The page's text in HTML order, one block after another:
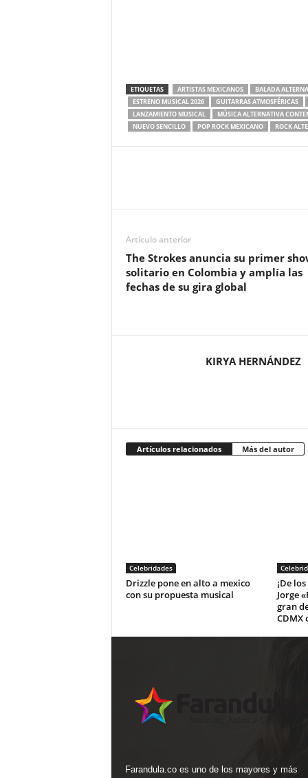
ETIQUETAS ARTISTAS MEXICANOS BALADA
ESTRENO MUSICAL 2026
GUITARRAS ATMOSFÉRICAS
LANZAMIENTO MUSICAL
MÚSICA ALTERNATIVA
NUEVO SENCILLO
POP ROCK MEXICANO ROCK
Artículo anterior
The Strokes anuncia su primer
solitario en Colombia y amplía las
fechas de su gira global
KIRYA HERNÁNDEZ
Artículos relacionados Más del autor
Celebridades
Drizzle pone en alto a mexico
con su propuesta musical
¡De
Jorge
gran
CDMX
Farandula.co es uno de los mayores y más